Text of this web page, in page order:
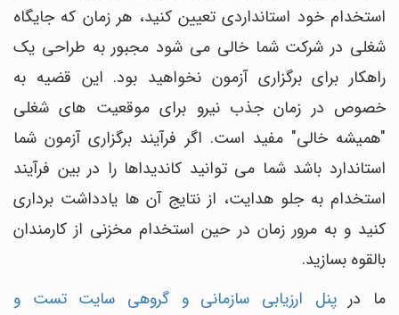
استخدام خود استانداردی تعیین کنید، هر زمان که جایگاه
شغلی در شرکت شما خالی می شود مجبور به طراحی یک
راهکار برای برگزاری آزمون نخواهید بود. این قضیه به
خصوص در زمان جذب نیرو برای موقعیت های شغلی
"همیشه خالی" مفید است. اگر فرآیند برگزاری آزمون شما
استاندارد باشد شما می توانید کاندیداها را در بین فرآیند
استخدام به جلو هدایت، از نتایج آن ها یادداشت برداری
کنید و به مرور زمان در حین استخدام مخزنی از کارمندان
بالقوه بسازید.
ما درپنل ارزیابی سازمانی و گروهی سایت تست و